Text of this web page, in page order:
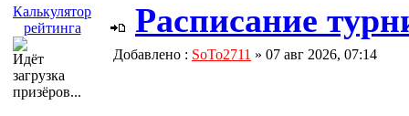
Калькулятор
рейтинга
Идёт
загрузка
призёров...
Расписание
Добавлено : SoTo2711 » 07 авг 2026, 07:14